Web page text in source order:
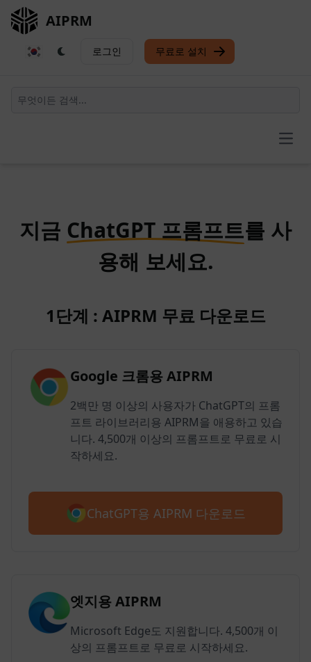
AIPRM
로그인 무료로 설치
지금 ChatGPT 프롬프트를 사
용해 보세요.
1단계 : AIPRM 무료 다운로드
Google 크롬용 AIPRM
2백만 명 이상의 사용자가 ChatGPT의 프롬
프트 라이브러리용 AIPRM을 애용하고 있습
니다. 4,500개 이상의 프롬프트로 무료로 시
작하세요.
ChatGPT용 AIPRM 다운로드
엣지용 AIPRM
Microsoft Edge도 지원합니다. 4,500개 이
상의 프롬프트로 무료로 시작하세요.